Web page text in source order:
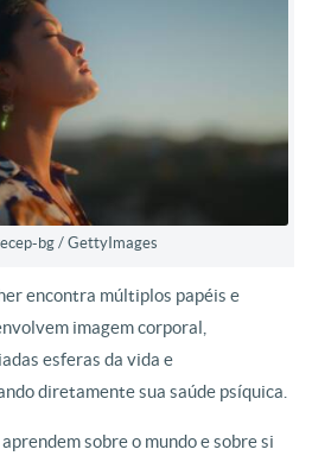
bg / GettyImages
encontra múltiplos papéis e
imagem corporal,
esferas da vida e
diretamente sua saúde psíquica.
sobre o mundo e sobre si